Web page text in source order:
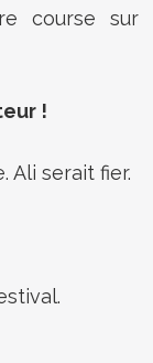
course sur
!
Ali serait fier.